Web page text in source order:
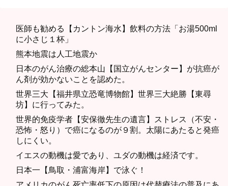
医師も勧める【カントン海水】飲料の方法「お湯500ml
に小さじ１杯」
熊本地震は人工地震か
日本のがん治療の総本山【国立がんセンター】が抗癌が
ん剤が効かないことを認めた。
世界三大【福井県立恐竜博物館】世界三大絶勝【東尋
坊】に行ってみた。
世界的免疫学者【安保徹先生の遺言】ストレス（不安・
恐怖・怒り）で癌になるのが９割。太陽にあたると発癌
しにくい。
イエスの動機は愛であり、ユダの動機は経済です。
日本一【鳥取・浦富海岸】で泳ぐ！